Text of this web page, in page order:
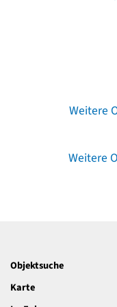
Weitere
Weitere
Objektsuche
Karte